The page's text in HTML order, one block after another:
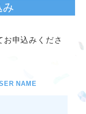
お申込みくださ
NAME